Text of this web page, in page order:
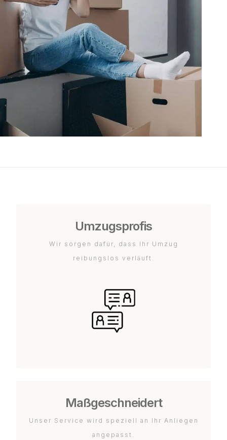
Umzugsprofis
Wir sorgen dafür, dass Ihr Umzug
reibungslos verläuft.
Maßgeschneidert
Unser Service wird speziell an Ihr Anliegen
angepasst.